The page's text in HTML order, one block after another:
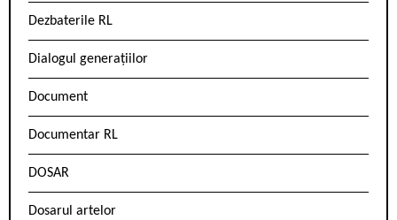
Dezbaterile RL
Dialogul generațiilor
Document
Documentar RL
DOSAR
Dosarul artelor